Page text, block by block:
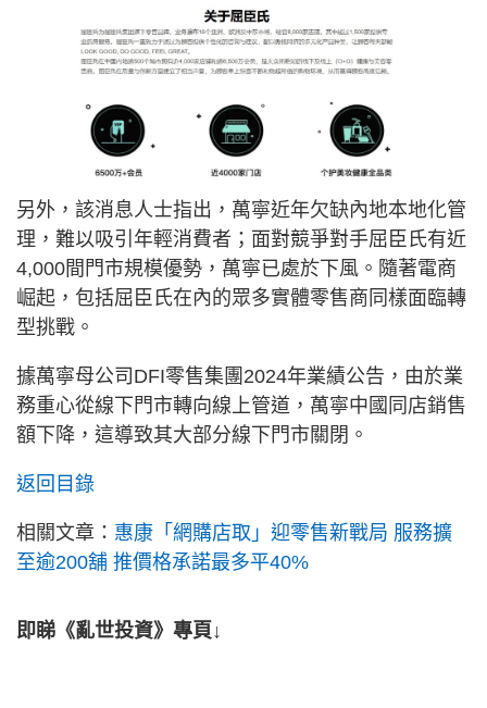
另外，該消息人士指出，萬寧近年欠缺內地本地化管
理，難以吸引年輕消費者；面對競爭對手屈臣氏有近
4,000間門市規模優勢，萬寧已處於下風。隨著電商
崛起，包括屈臣氏在內的眾多實體零售商同樣面臨轉
型挑戰。
據萬寧母公司DFI零售集團2024年業績公告，由於業
務重心從線下門市轉向線上管道，萬寧中國同店銷售
額下降，這導致其大部分線下門市關閉。
返回目錄
相關文章： 惠康「網購店取」迎零售新戰局 服務擴
至逾200舖 推價格承諾最多平40%
即睇《亂世投資》專頁↓